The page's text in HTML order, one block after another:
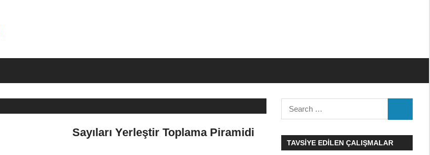
Sayıları Yerleştir Toplama Piramidi
Search
for:
TAVSIYE EDILEN ÇALIŞMALAR